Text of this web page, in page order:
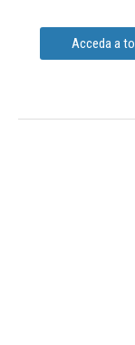
Acceda a